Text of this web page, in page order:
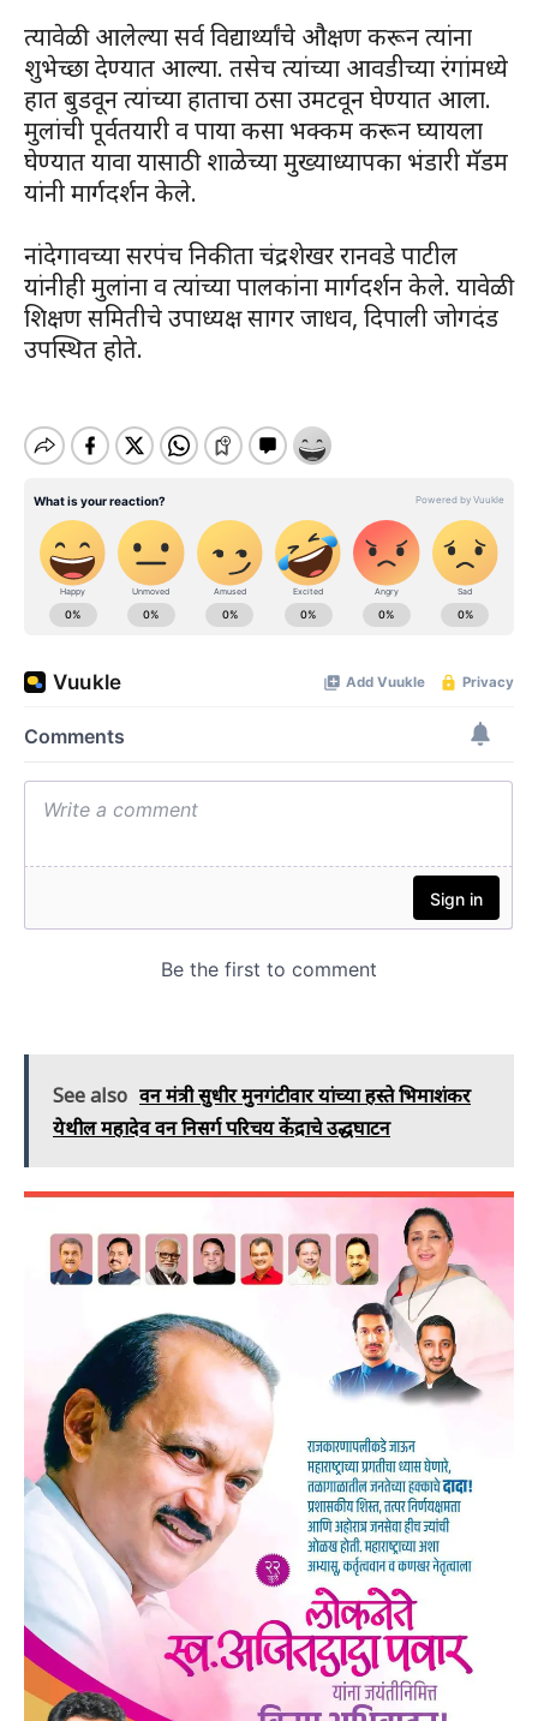
त्यावेळी आलेल्या सर्व विद्यार्थ्यांचे औक्षण करून त्यांना
शुभेच्छा देण्यात आल्या. तसेच त्यांच्या आवडीच्या रंगांमध्ये
हात बुडवून त्यांच्या हाताचा ठसा उमटवून घेण्यात आला.
मुलांची पूर्वतयारी व पाया कसा भक्कम करून घ्यायला
घेण्यात यावा यासाठी शाळेच्या मुख्याध्यापका भंडारी मॅडम
यांनी मार्गदर्शन केले.
नांदेगावच्या सरपंच निकीता चंद्रशेखर रानवडे पाटील
यांनीही मुलांना व त्यांच्या पालकांना मार्गदर्शन केले. यावेळी
शिक्षण समितीचे उपाध्यक्ष सागर जाधव, दिपाली जोगदंड
उपस्थित होते.
See also वन मंत्री सुधीर मुनगंटीवार यांच्या हस्ते भिमाशंकर
येथील महादेव वन निसर्ग परिचय केंद्राचे उद्धघाटन